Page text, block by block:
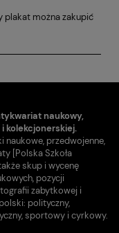
plakat można zakupić
naukowy,
kolekcjonerskiej.
naukowe, przedwojenne,
[Polska Szkoła
skup i wycenę
pozycji
zabytkowej i
polityczny,
sportowy i cyrkowy.